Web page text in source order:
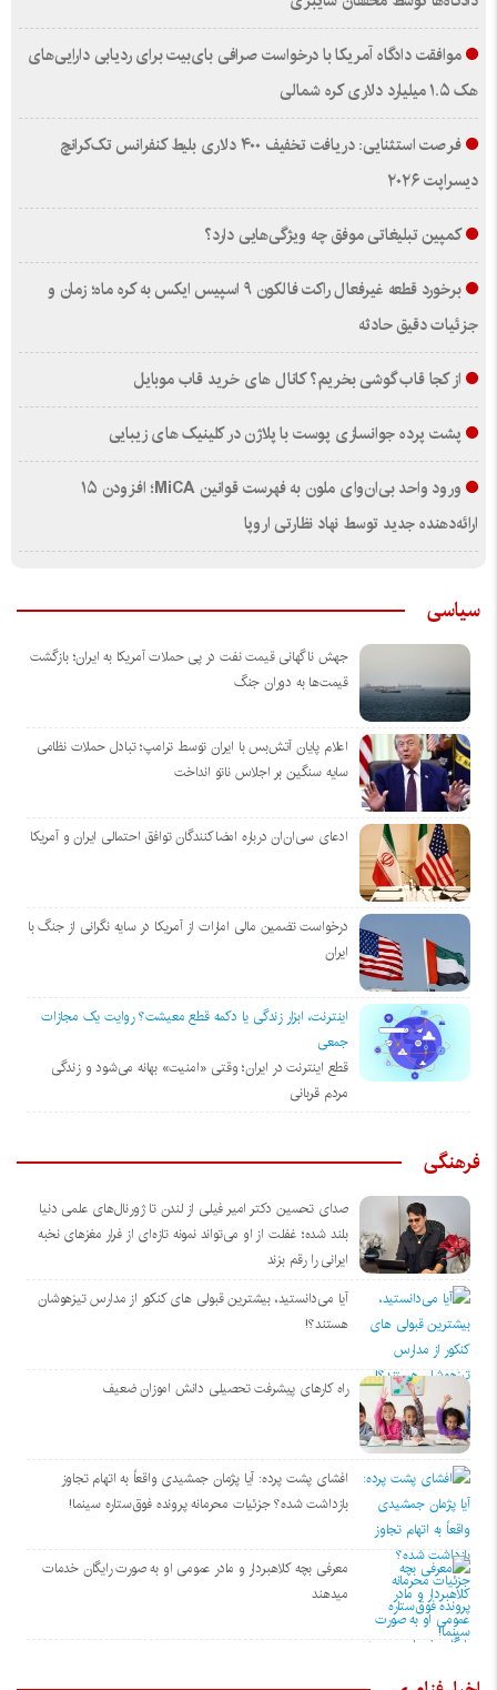
موافقت دادگاه آمریکا با درخواست صرافی بای‌بیت برای ردیابی دارایی‌های
هک ۱.۵ میلیارد دلاری کره شمالی
فرصت استثنایی: دریافت تخفیف ۴۰۰ دلاری بلیط کنفرانس تک‌کرانچ
دیسراپت ۲۰۲۶
کمپین تبلیغاتی موفق چه ویژگی‌هایی دارد؟
برخورد قطعه غیرفعال راکت فالکون ۹ اسپیس ایکس به کره ماه؛ زمان و
جزئیات دقیق حادثه
از کجا قاب گوشی بخریم؟ کانال های خرید قاب موبایل
پشت پرده جوانسازی پوست با پلاژن در کلینیک های زیبایی
ورود واحد بی‌ان‌وای ملون به فهرست قوانین MiCA؛ افزودن ۱۵
ارائه‌دهنده جدید توسط نهاد نظارتی اروپا
سیاسی
جهش ناگهانی قیمت نفت در پی حملات آمریکا به ایران؛ بازگشت
قیمت‌ها به دوران جنگ
اعلام پایان آتش‌بس با ایران توسط ترامپ؛ تبادل حملات نظامی
سایه سنگین بر اجلاس ناتو انداخت
ادعای سی‌ان‌ان درباره امضاکنندگان توافق احتمالی ایران و آمریکا
درخواست تضمین مالی امارات از آمریکا در سایه نگرانی از جنگ با
ایران
اینترنت، ابزار زندگی یا دکمه قطع معیشت؟ روایت یک مجازات
جمعی
قطع اینترنت در ایران؛ وقتی «امنیت» بهانه می‌شود و زندگی
مردم قربانی
فرهنگی
صدای تحسین دکتر امیر فیلی از لندن تا ژورنال‌های علمی دنیا
بلند شده؛ غفلت از او می‌تواند نمونه تازه‌ای از فرار مغزهای نخبه
ایرانی را رقم بزند
آیا می‌دانستید، بیشترین قبولی های کنکور از مدارس تیزهوشان
هستند؟!
راه کارهای پیشرفت تحصیلی دانش اموزان ضعیف
افشای پشت پرده: آیا پژمان جمشیدی واقعاً به اتهام تجاوز
بازداشت شده؟ جزئیات محرمانه پرونده فوق‌ستاره سینما!
معرفی بچه کلاهبردار و مادر عمومی او به صورت رایگان خدمات
میدهند